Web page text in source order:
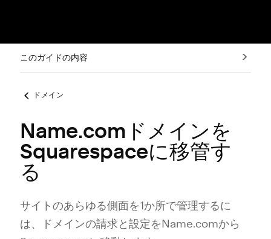
このガイドの内容
ドメイン
Name.comドメインを
Squarespaceに移管す
る
サイトのあらゆる側面を1か所で管理するに
は⁠、ドメインの請求と設定をName⁠.comから